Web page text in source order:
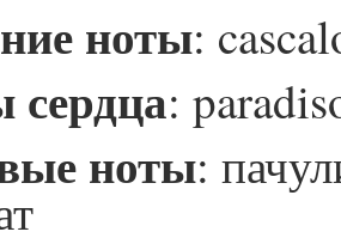
ноты:
:
ноты: